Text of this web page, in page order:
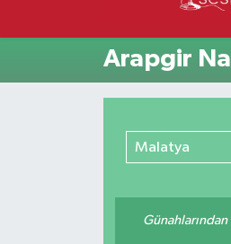
Arapgir
Malatya
Son Dakika Haberleri